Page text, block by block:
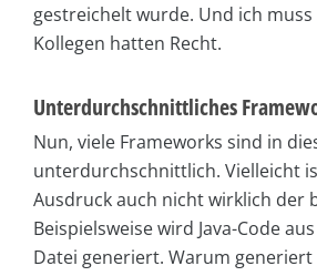
gestreichelt wurde. Und ich muss
Kollegen hatten Recht.
Unterdurchschnittliches
Nun, viele Frameworks sind in
unterdurchschnittlich. Vielleicht
Ausdruck auch nicht wirklich der
Beispielsweise wird Java-Code
Datei generiert. Warum